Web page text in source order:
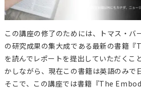
この講座の修了のためには、トマス・バ
の研究成果の集大成である最新の書籍
を読んでレポートを提出していただくこ
かしながら、現在この書籍は英語のみで
そこで、この講座では書籍『The